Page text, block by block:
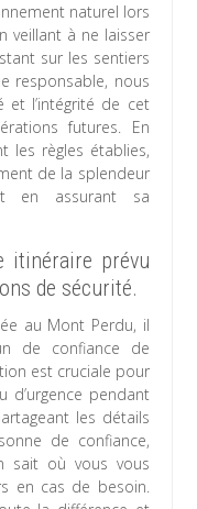
naturel lors
veillant à ne laisser
sur les sentiers
responsable, nous
et l’intégrité de cet
futures. En
les règles établies,
de la splendeur
en assurant sa
itinéraire prévu
de sécurité.
au Mont Perdu, il
de confiance de
est cruciale pour
d’urgence pendant
les détails
de confiance,
sait où vous vous
en cas de besoin.